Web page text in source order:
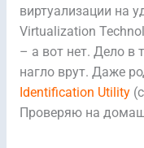
виртуализации на
Virtualization
– а вот нет. Дело в
нагло врут. Даже
Identification Utility
Проверяю на